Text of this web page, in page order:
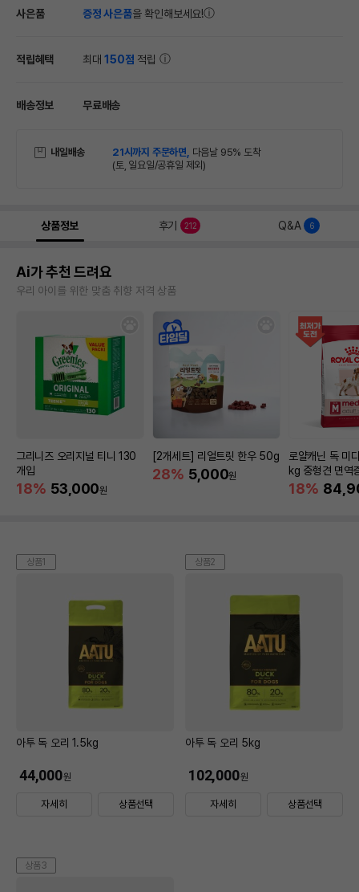
사은품 증정 사은품을 확인해보세요!
적립혜택 최대150점 적립
배송정보 무료배송
내일배송 21시까지 주문하면, 다음날 95% 도착
(토, 일요일/공휴일 제외)
상품정보 후기 212 Q&A 6
Ai가 추천 드려요
우리 아이를 위한 맞춤 취향 저격 상품
그리니즈 오리지널 티니 130
개입
18% 53,000원
[2개세트] 리얼트릿 한우 50g
28% 5,000원
로얄캐닌 독 미
kg 중형견 면역
18%
상품1
아투 독 오리 1.5kg
44,000원
자세히 상품선택
상품2
아투 독 오리 5kg
102,000원
자세히 상품선택
상품3